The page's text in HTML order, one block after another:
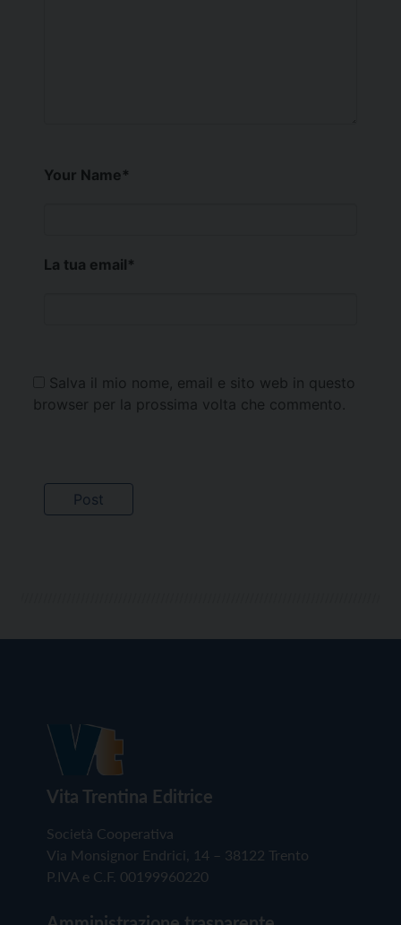
Your Name*
La tua email*
Salva il mio nome, email e sito web in questo
browser per la prossima volta che commento.
Vita Trentina Editrice
Società Cooperativa
Via Monsignor Endrici, 14 – 38122 Trento
P.IVA e C.F. 00199960220